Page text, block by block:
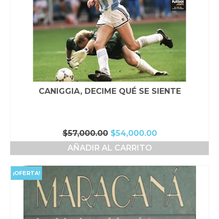
CANIGGIA, DECIME QUÉ SE SIENTE
$57,000.00 El
precio
original
$57,000.00.
$54,000.00El
precio
$54,000.00.
AÑADIR AL CARRITO
¡OFERTA!